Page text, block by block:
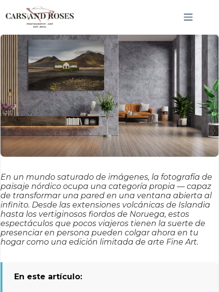
CNRCSS; }, 20);
al
En un mundo saturado de imágenes, la fotografía de
paisaje nórdico ocupa una categoría propia — capaz
de transformar una pared en una ventana abierta al
infinito. Desde las extensiones volcánicas de Islandia
hasta los vertiginosos fiordos de Noruega, estos
espectáculos que pocos viajeros tienen la suerte de
presenciar en persona pueden colgar ahora en tu
hogar como una edición limitada de arte Fine Art.
En este artículo: